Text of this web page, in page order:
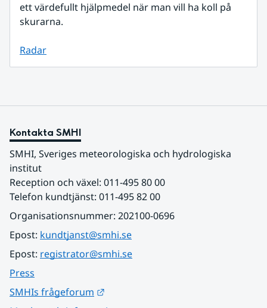
ett värdefullt hjälpmedel när man vill ha koll på
skurarna.
Radar
Kontakta SMHI
SMHI, Sveriges meteorologiska och hydrologiska
institut
Reception och växel: 011-495 80 00
Telefon kundtjänst: 011-495 82 00
Organisationsnummer: 202100-0696
Epost: kundtjanst@smhi.se
Epost: registrator@smhi.se
Press
SMHIs frågeforum